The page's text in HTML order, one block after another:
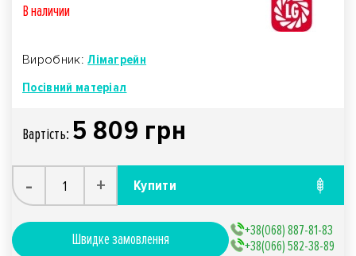
В наличии
Виробник:Лімагрейн
Посівний матеріал
Вартiсть: 5 809 грн
- + Купити
Швидке замовлення
+38(068) 887-81-83
+38(066) 582-38-89